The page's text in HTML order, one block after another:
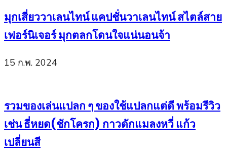
มุกเสี่ยววาเลนไทน์ แคปชั่นวาเลนไทน์ สไตล์สาย
เฟอร์นิเจอร์ มุกตลกโดนใจแน่นอนจ้า
15 ก.พ. 2024
รวมของเล่นแปลก ๆ ของใช้แปลกแต่ดี พร้อมรีวิว
เช่น ธี่หยด(ชักโครก) กาวดักแมลงหวี่ แก้ว
เปลี่ยนสี